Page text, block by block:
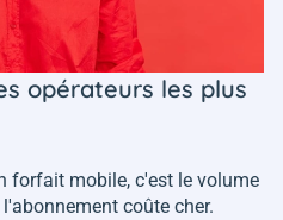
opérateurs les plus
forfait mobile, c'est le volume
coûte cher.